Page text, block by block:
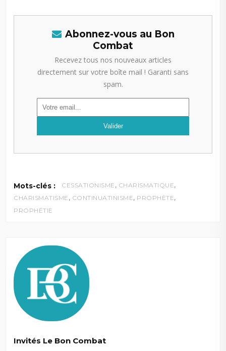
Abonnez-vous au Bon
Combat
Recevez tous nos nouveaux articles
directement sur votre boîte mail ! Garanti sans
spam.
Mots-clés : CESSATIONISME , CHARISMATIQUE,
CHARISMATISME , CONTINUATINISME, PROPHÈTE,
PROPHÉTIE
Invités Le Bon Combat